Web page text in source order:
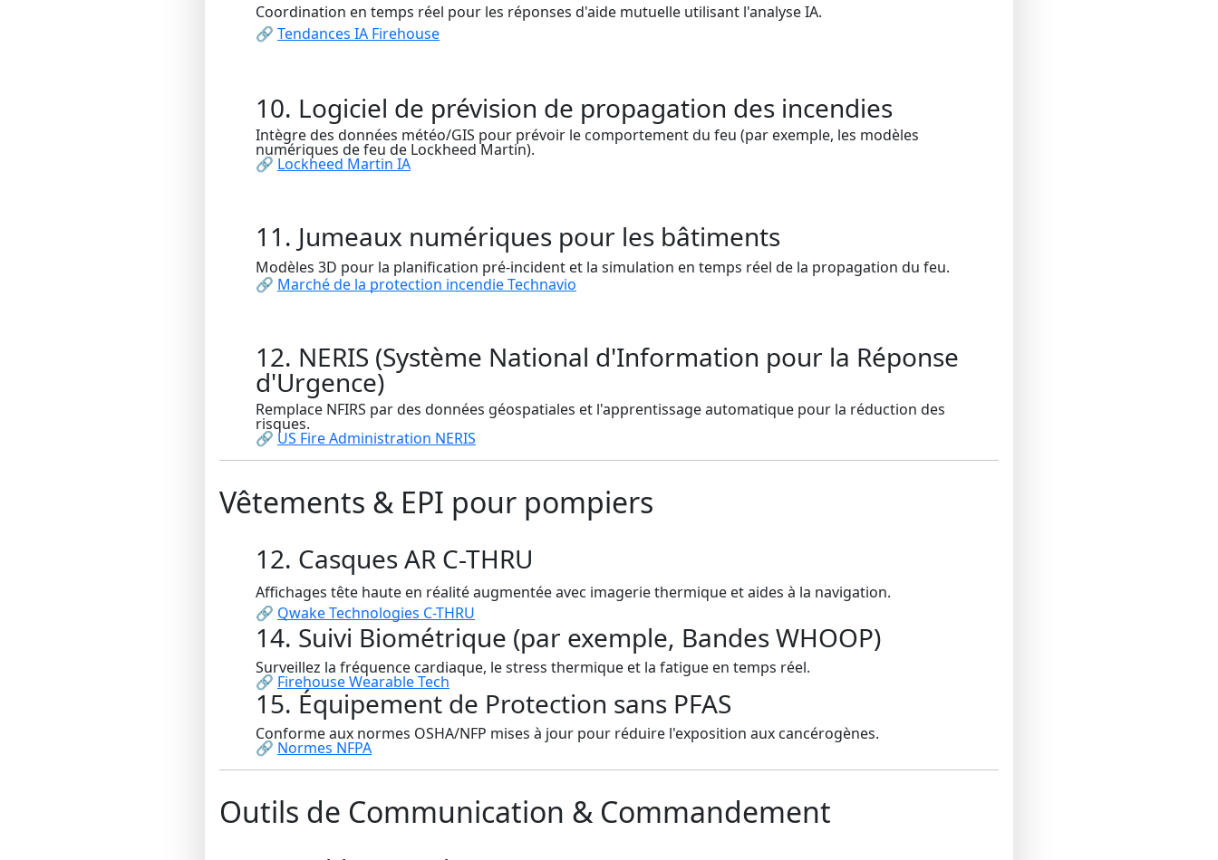
Coordination en temps réel pour les réponses d'aide mutuelle utilisant l'analyse IA.
🔗 Tendances IA Firehouse
10. Logiciel de prévision de propagation des incendies
Intègre des données météo/GIS pour prévoir le comportement du feu (par exemple, les modèles
numériques de feu de Lockheed Martin).
🔗 Lockheed Martin IA
11. Jumeaux numériques pour les bâtiments
Modèles 3D pour la planification pré-incident et la simulation en temps réel de la propagation du feu.
🔗 Marché de la protection incendie Technavio
12. NERIS (Système National d'Information pour la Réponse
d'Urgence)
Remplace NFIRS par des données géospatiales et l'apprentissage automatique pour la réduction des
risques.
🔗 US Fire Administration NERIS
Vêtements & EPI pour pompiers
12. Casques AR C-THRU
Affichages tête haute en réalité augmentée avec imagerie thermique et aides à la navigation.
🔗 Qwake Technologies C-THRU
14. Suivi Biométrique (par exemple, Bandes WHOOP)
Surveillez la fréquence cardiaque, le stress thermique et la fatigue en temps réel.
🔗 Firehouse Wearable Tech
15. Équipement de Protection sans PFAS
Conforme aux normes OSHA/NFP mises à jour pour réduire l'exposition aux cancérogènes.
🔗 Normes NFPA
Outils de Communication & Commandement